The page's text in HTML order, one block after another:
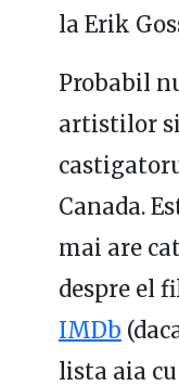
la Erik
Probabil
artistilor
Canada.
mai are
despre el
IMDb
lista aia